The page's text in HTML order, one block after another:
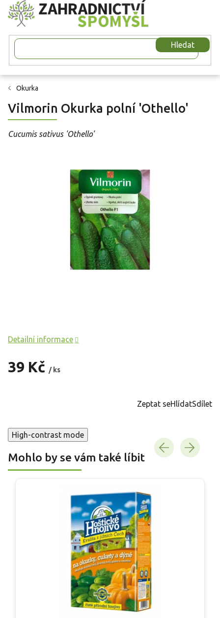
Přejít
na
obsah
Hledat
Okurka
Vilmorin Okurka polní 'Othello'
Cucumis sativus 'Othello'
39 Kč / ks
Detailní informace
Zeptat seHlídatSdílet
High-contrast mode
Mohlo by se vám také líbit